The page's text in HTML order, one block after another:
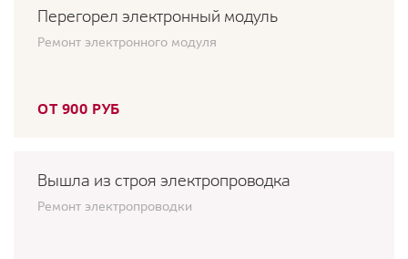
Перегорел электронный модуль
Ремонт электронного модуля
ОТ 900 РУБ
Вышла из строя электропроводка
Ремонт электропроводки